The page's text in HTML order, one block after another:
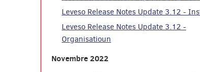
Leveso Release Notes Update 3.12 -
Leveso Release Notes Update 3.12 -
Organisatioun
Novembre 2022